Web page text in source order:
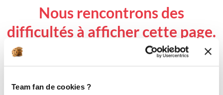
Team fan de cookies ?
Nous rencontrons des
difficultés à afficher cette page.